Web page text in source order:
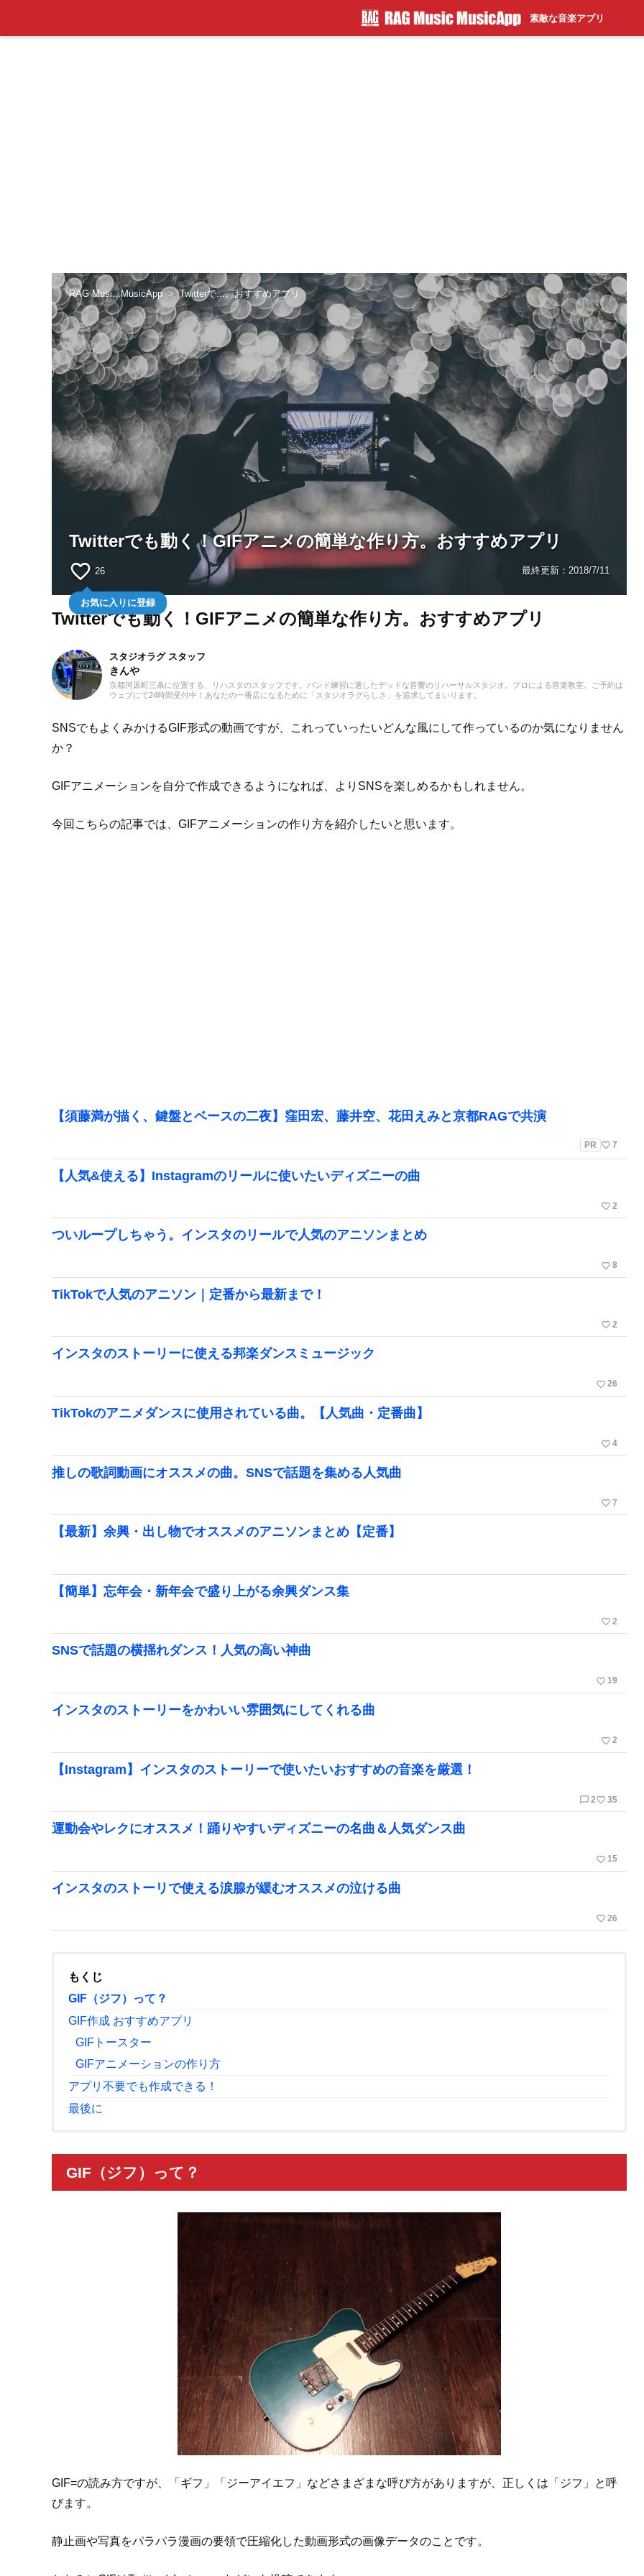
素敵な音楽アプリ
RAG Musi...MusicApp Twitterで...。おすすめアプリ
Twitterでも動く！GIFアニメの簡単な作り方。おすすめアプリ
favorite_border 26
お気に入りに登録
最終更新： 2018/7/11
Twitterでも動く！GIFアニメの簡単な作り方。おすすめアプリ
スタジオラグ スタッフ
きんや
京都河原町三条に位置する、リハスタのスタッフです。バンド練習に適したデッドな音響のリハーサルスタジオ。プロによる音楽教室。ご予約は
ウェブにて24時間受付中！あなたの一番店になるために「スタジオラグらしさ」を追求してまいります。
SNSでもよくみかけるGIF形式の動画ですが、これっていったいどんな風にして作っているのか気になりません
か？
GIFアニメーションを自分で作成できるようになれば、よりSNSを楽しめるかもしれません。
今回こちらの記事では、GIFアニメーションの作り方を紹介したいと思います。
【須藤満が描く、鍵盤とベースの二夜】窪田宏、藤井空、花田えみと京都RAGで共演
PR favorite_border 7
【人気&使える】Instagramのリールに使いたいディズニーの曲
favorite_border 2
ついループしちゃう。インスタのリールで人気のアニソンまとめ
favorite_border 8
TikTokで人気のアニソン｜定番から最新まで！
favorite_border 2
インスタのストーリーに使える邦楽ダンスミュージック
favorite_border 26
TikTokのアニメダンスに使用されている曲。【人気曲・定番曲】
favorite_border 4
推しの歌詞動画にオススメの曲。SNSで話題を集める人気曲
favorite_border 7
【最新】余興・出し物でオススメのアニソンまとめ【定番】
【簡単】忘年会・新年会で盛り上がる余興ダンス集
favorite_border 2
SNSで話題の横揺れダンス！人気の高い神曲
favorite_border 19
インスタのストーリーをかわいい雰囲気にしてくれる曲
favorite_border 2
【Instagram】インスタのストーリーで使いたいおすすめの音楽を厳選！
chat_bubble_outline 2favorite_border 35
運動会やレクにオススメ！踊りやすいディズニーの名曲＆人気ダンス曲
favorite_border 15
インスタのストーリで使える涙腺が緩むオススメの泣ける曲
favorite_border 26
もくじ
GIF（ジフ）って？
GIF作成 おすすめアプリ
GIFトースター
GIFアニメーションの作り方
アプリ不要でも作成できる！
最後に
GIF（ジフ）って？
GIF=の読み方ですが、「ギフ」「ジーアイエフ」などさまざまな呼び方がありますが、正しくは「ジフ」と呼
びます。
静止画や写真をパラパラ漫画の要領で圧縮化した動画形式の画像データのことです。